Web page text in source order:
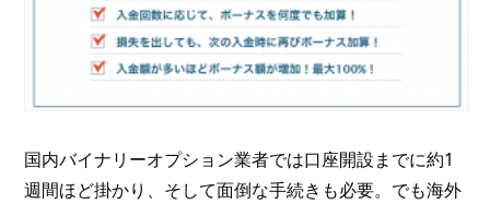
国内バイナリーオプション業者では口座開設までに約1
週間ほど掛かり、そして面倒な手続きも必要。でも海外